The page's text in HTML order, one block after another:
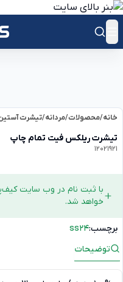
خانه/محصولات/مردانه/تیشرت آستین
تیشرت ریلکس فیت تمام چاپ
12021921
خواهد شد.
برچسب:ss24
توضیحات